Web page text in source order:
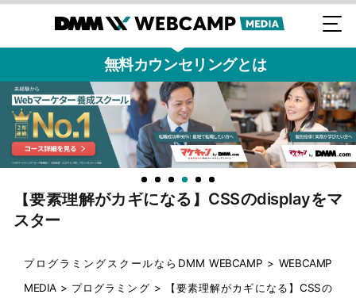
無料カウンセリングとは
【要素理解がカギになる】CSSのdisplayをマ
スター
プログラミングスクールならDMM WEBCAMP > WEBCAMP
MEDIA > プログラミング >
【要素理解がカギになる】CSSの